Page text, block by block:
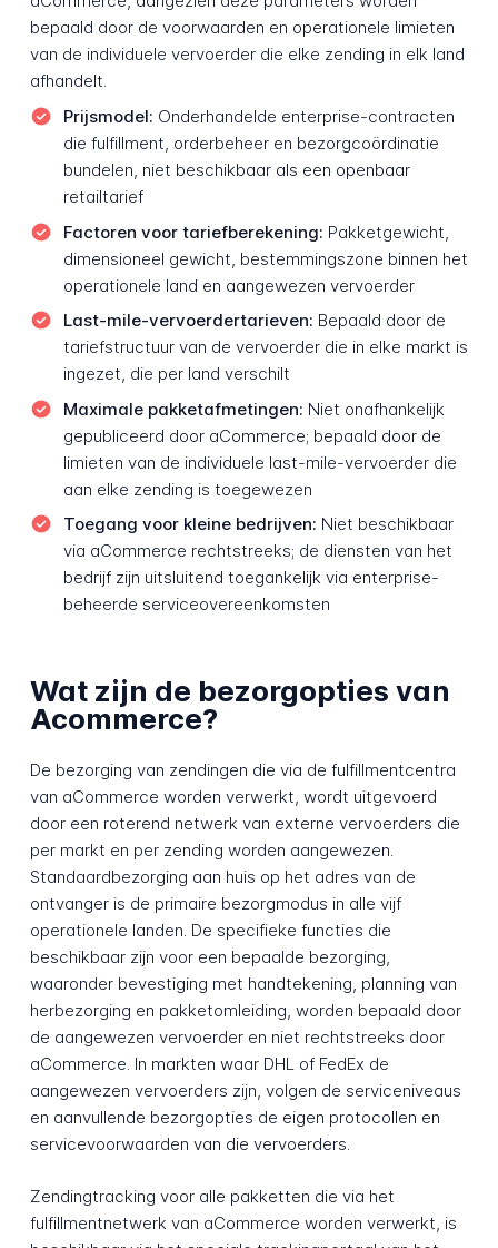
bepaald door de voorwaarden en operationele limieten
van de individuele vervoerder die elke zending in elk land
afhandelt.
Prijsmodel: Onderhandelde enterprise-contracten
die fulfillment, orderbeheer en bezorgcoördinatie
bundelen, niet beschikbaar als een openbaar
retailtarief
Factoren voor tariefberekening: Pakketgewicht,
dimensioneel gewicht, bestemmingszone binnen het
operationele land en aangewezen vervoerder
Last-mile-vervoerdertarieven: Bepaald door de
tariefstructuur van de vervoerder die in elke markt is
ingezet, die per land verschilt
Maximale pakketafmetingen: Niet onafhankelijk
gepubliceerd door aCommerce; bepaald door de
limieten van de individuele last-mile-vervoerder die
aan elke zending is toegewezen
Toegang voor kleine bedrijven: Niet beschikbaar
via aCommerce rechtstreeks; de diensten van het
bedrijf zijn uitsluitend toegankelijk via enterprise-
beheerde serviceovereenkomsten
Wat zijn de bezorgopties van
Acommerce?
De bezorging van zendingen die via de fulfillmentcentra
van aCommerce worden verwerkt, wordt uitgevoerd
door een roterend netwerk van externe vervoerders die
per markt en per zending worden aangewezen.
Standaardbezorging aan huis op het adres van de
ontvanger is de primaire bezorgmodus in alle vijf
operationele landen. De specifieke functies die
beschikbaar zijn voor een bepaalde bezorging,
waaronder bevestiging met handtekening, planning van
herbezorging en pakketomleiding, worden bepaald door
de aangewezen vervoerder en niet rechtstreeks door
aCommerce. In markten waar DHL of FedEx de
aangewezen vervoerders zijn, volgen de serviceniveaus
en aanvullende bezorgopties de eigen protocollen en
servicevoorwaarden van die vervoerders.
Zendingtracking voor alle pakketten die via het
fulfillmentnetwerk van aCommerce worden verwerkt, is